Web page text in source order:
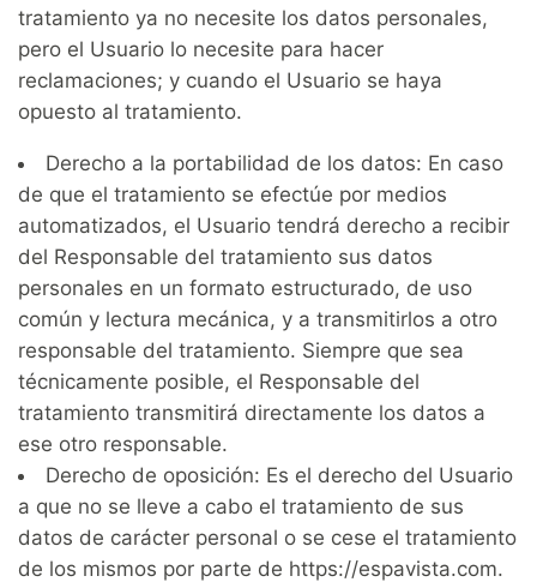
tratamiento ya no necesite los datos personales,
pero el Usuario lo necesite para hacer
reclamaciones; y cuando el Usuario se haya
opuesto al tratamiento.
Derecho a la portabilidad de los datos: En caso
de que el tratamiento se efectúe por medios
automatizados, el Usuario tendrá derecho a recibir
del Responsable del tratamiento sus datos
personales en un formato estructurado, de uso
común y lectura mecánica, y a transmitirlos a otro
responsable del tratamiento. Siempre que sea
técnicamente posible, el Responsable del
tratamiento transmitirá directamente los datos a
ese otro responsable.
Derecho de oposición: Es el derecho del Usuario
a que no se lleve a cabo el tratamiento de sus
datos de carácter personal o se cese el tratamiento
de los mismos por parte de https://espavista.com.